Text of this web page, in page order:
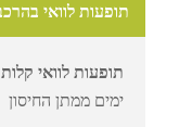
תופעות לוואי
תופעות לוואי קלות
ימים ממתן החיסון